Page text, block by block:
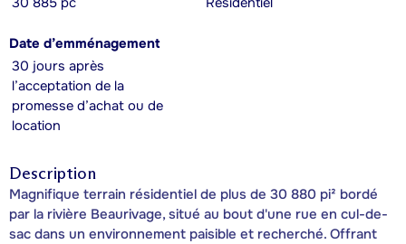
30 885 pc
Résidentiel
Date d’emménagement
30 jours après
l’acceptation de la
promesse d’achat ou de
location
Description
Magnifique terrain résidentiel de plus de 30 880 pi² bordé
par la rivière Beaurivage, situé au bout d'une rue en cul-de-
sac dans un environnement paisible et recherché. Offrant